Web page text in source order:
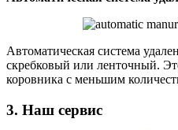
Автоматическая система
скребковый или ленточный.
коровника с меньшим
3. Наш сервис